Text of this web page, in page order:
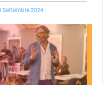
Settembre 2024